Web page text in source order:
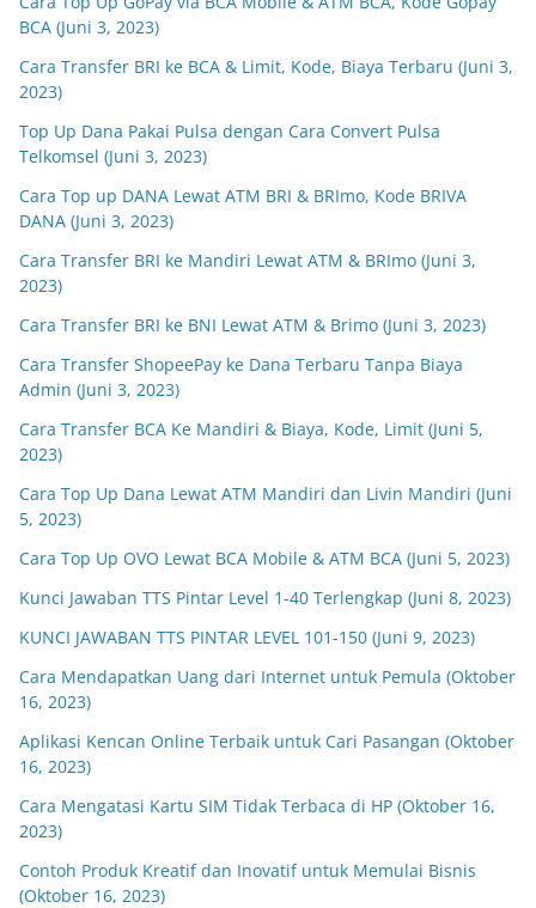
BCA (Juni 3, 2023)
Cara Transfer BRI ke BCA & Limit, Kode, Biaya Terbaru (Juni 3,
2023)
Top Up Dana Pakai Pulsa dengan Cara Convert Pulsa
Telkomsel (Juni 3, 2023)
Cara Top up DANA Lewat ATM BRI & BRImo, Kode BRIVA
DANA (Juni 3, 2023)
Cara Transfer BRI ke Mandiri Lewat ATM & BRImo (Juni 3,
2023)
Cara Transfer BRI ke BNI Lewat ATM & Brimo (Juni 3, 2023)
Cara Transfer ShopeePay ke Dana Terbaru Tanpa Biaya
Admin (Juni 3, 2023)
Cara Transfer BCA Ke Mandiri & Biaya, Kode, Limit (Juni 5,
2023)
Cara Top Up Dana Lewat ATM Mandiri dan Livin Mandiri (Juni
5, 2023)
Cara Top Up OVO Lewat BCA Mobile & ATM BCA (Juni 5, 2023)
Kunci Jawaban TTS Pintar Level 1-40 Terlengkap (Juni 8, 2023)
KUNCI JAWABAN TTS PINTAR LEVEL 101-150 (Juni 9, 2023)
Cara Mendapatkan Uang dari Internet untuk Pemula (Oktober
16, 2023)
Aplikasi Kencan Online Terbaik untuk Cari Pasangan (Oktober
16, 2023)
Cara Mengatasi Kartu SIM Tidak Terbaca di HP (Oktober 16,
2023)
Contoh Produk Kreatif dan Inovatif untuk Memulai Bisnis
(Oktober 16, 2023)